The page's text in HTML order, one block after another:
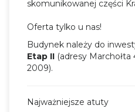
skomunikowanej części
Oferta tylko u nas!
Budynek należy do
Etap II (adresy Marchołta
2009).
Najważniejsze atuty